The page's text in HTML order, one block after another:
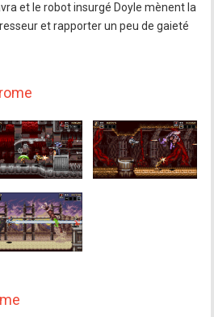
et le robot insurgé Doyle mènent la
et rapporter un peu de gaieté